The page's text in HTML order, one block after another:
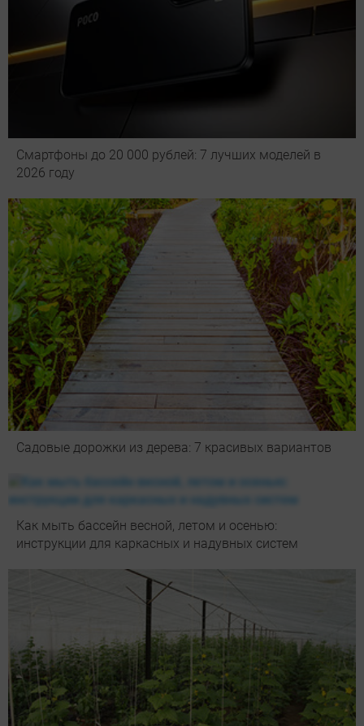
Смартфоны до 20 000 рублей: 7 лучших моделей в
2026 году
Садовые дорожки из дерева: 7 красивых вариантов
Как мыть бассейн весной, летом и осенью:
инструкции для каркасных и надувных систем